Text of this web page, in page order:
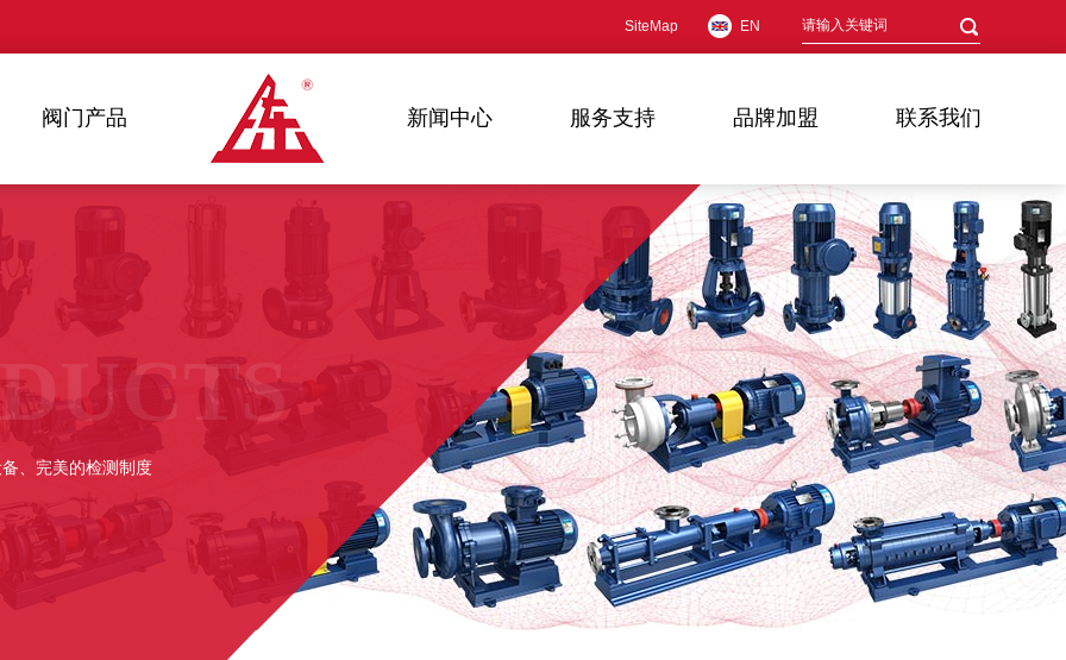
SiteMap EN
阀门产品 新闻中心 服务支持 品牌加盟 联系我们
、完美的检测制度